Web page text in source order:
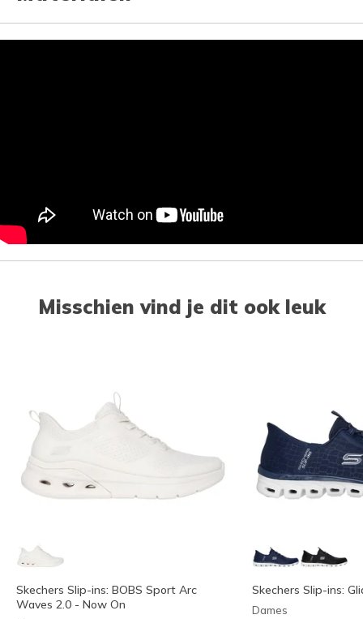
Misschien vind je dit ook leuk
Skechers Slip-ins: BOBS Sport Arc
Waves 2.0 - Now On
Skechers Slip-ins:
Dames